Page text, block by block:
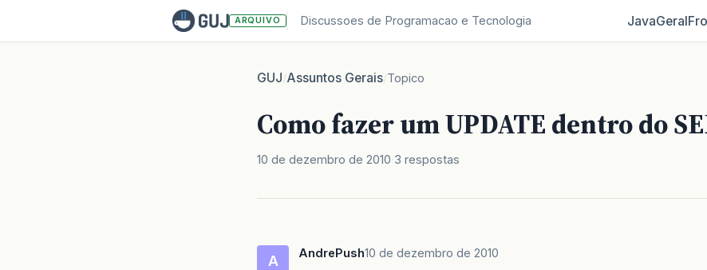
ARQUIVO Discussoes de Programacao e Tecnologia JavaGeral
GUJ/Assuntos Gerais/Topico
Como fazer um UPDATE dentro do
10 de dezembro de 2010 3 respostas
A AndrePush10 de dezembro de 2010